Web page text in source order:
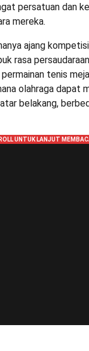
persatuan dan
mereka.
ajang
rasa
tenis
olahraga dapat
belakang,